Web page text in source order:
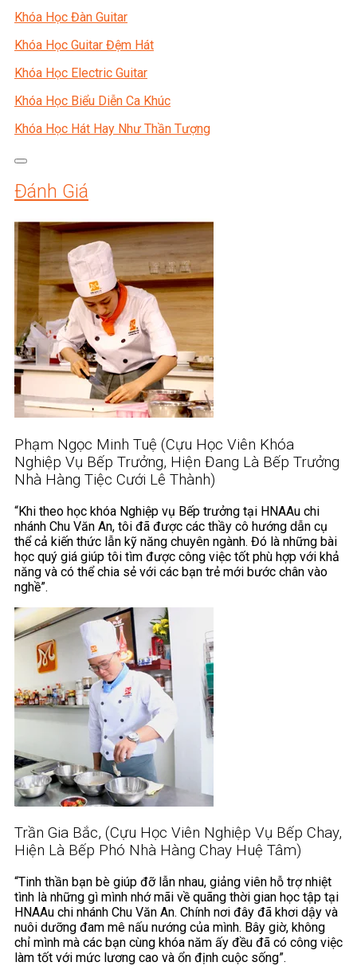
Khóa Học Đàn Guitar
Khóa Học Guitar Đệm Hát
Khóa Học Electric Guitar
Khóa Học Biểu Diễn Ca Khúc
Khóa Học Hát Hay Như Thần Tượng
Đánh Giá
Phạm Ngọc Minh Tuệ (Cựu Học Viên Khóa
Nghiệp Vụ Bếp Trưởng, Hiện Đang Là Bếp Trưởng
Nhà Hàng Tiệc Cưới Lê Thành)
“Khi theo học khóa Nghiệp vụ Bếp trưởng tại HNAAu chi
nhánh Chu Văn An, tôi đã được các thầy cô hướng dẫn cụ
thể cả kiến thức lẫn kỹ năng chuyên ngành. Đó là những bài
học quý giá giúp tôi tìm được công việc tốt phù hợp với khả
năng và có thể chia sẻ với các bạn trẻ mới bước chân vào
nghề”.
Trần Gia Bắc, (Cựu Học Viên Nghiệp Vụ Bếp Chay,
Hiện Là Bếp Phó Nhà Hàng Chay Huệ Tâm)
“Tinh thần bạn bè giúp đỡ lẫn nhau, giảng viên hỗ trợ nhiệt
tình là những gì mình nhớ mãi về quãng thời gian học tập tại
HNAAu chi nhánh Chu Văn An. Chính nơi đây đã khơi dậy và
nuôi dưỡng đam mê nấu nướng của mình. Bây giờ, không
chỉ mình mà các bạn cùng khóa năm ấy đều đã có công việc
làm tốt với mức lương cao và ổn định cuộc sống”.